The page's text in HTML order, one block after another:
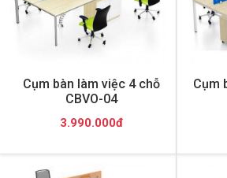
Cụm bàn làm việc 4 chỗ
CBVO-04
3.990.000đ
Cụm